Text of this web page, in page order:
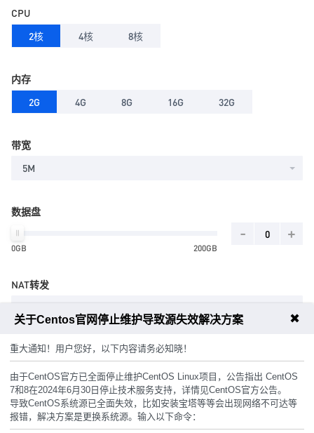
CPU
2核
4核 8核
内存
2G
4G 8G 16G 32G
带宽
5M
数据盘
0GB 200GB
- +
NAT转发
主机密码
随机生成
关于Centos官网停止维护导致源失效解决方案 ✖
重大通知！用户您好，以下内容请务必知晓！
由于CentOS官方已全面停止维护CentOS Linux项目，公告指出 CentOS
7和8在2024年6月30日停止技术服务支持，详情见CentOS官方公告。
导致CentOS系统源已全面失效，比如安装宝塔等等会出现网络不可达等
报错，解决方案是更换系统源。输入以下命令：